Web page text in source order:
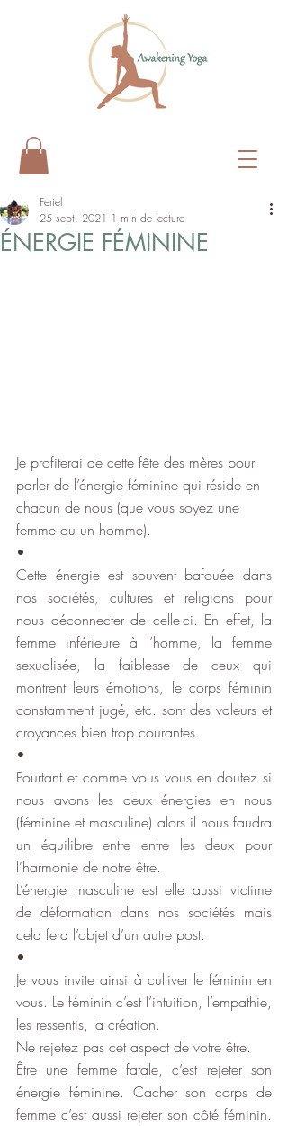
ÉNERGIE FÉMININE
Feriel
25 sept. 2021 1 min de lecture
Je profiterai de cette fête des mères pour
parler de l’énergie féminine qui réside en
chacun de nous (que vous soyez une
femme ou un homme).
•
Cette énergie est souvent bafouée dans
nos sociétés, cultures et religions pour
nous déconnecter de celle-ci. En effet, la
femme inférieure à l’homme, la femme
sexualisée, la faiblesse de ceux qui
montrent leurs émotions, le corps féminin
constamment jugé, etc. sont des valeurs et
croyances bien trop courantes.
•
Pourtant et comme vous vous en doutez si
nous avons les deux énergies en nous
(féminine et masculine) alors il nous faudra
un équilibre entre entre les deux pour
l’harmonie de notre être.
L’énergie masculine est elle aussi victime
de déformation dans nos sociétés mais
cela fera l’objet d’un autre post.
•
Je vous invite ainsi à cultiver le féminin en
vous. Le féminin c’est l’intuition, l’empathie,
les ressentis, la création.
Ne rejetez pas cet aspect de votre être.
Être une femme fatale, c’est rejeter son
énergie féminine. Cacher son corps de
femme c’est aussi rejeter son côté féminin.